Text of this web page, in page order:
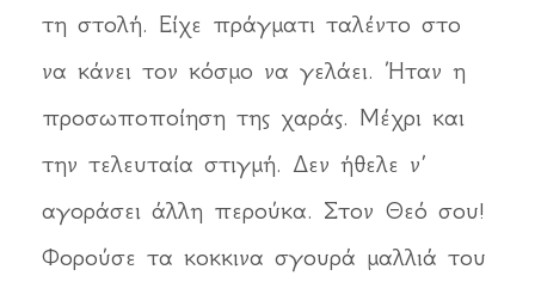
τη στολή. Είχε πράγματι ταλέντο στο
να κάνει τον κόσμο να γελάει. Ήταν η
προσωποποίηση της χαράς. Μέχρι και
την τελευταία στιγμή. Δεν ήθελε ν’
αγοράσει άλλη περούκα. Στον Θεό σου!
Φορούσε τα κοκκινα σγουρά μαλλιά του